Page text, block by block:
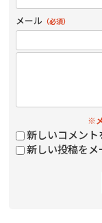
メール （必須）
※
新しいコメン
新しい投稿を